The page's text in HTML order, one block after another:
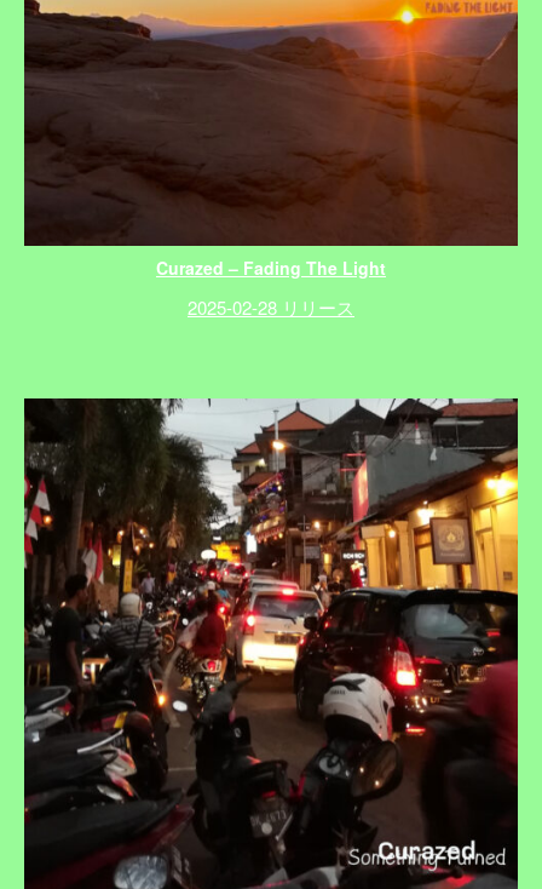
Curazed – Fading The Light
2025-02-28 リリース